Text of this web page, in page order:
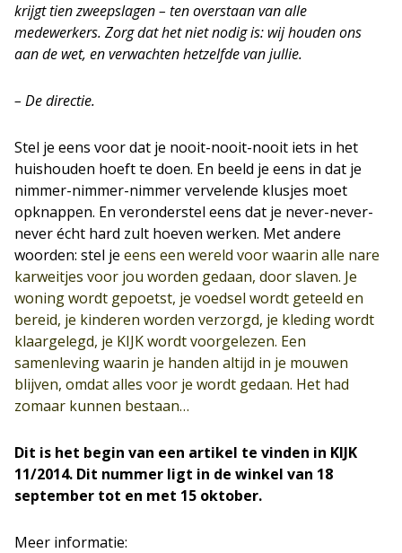
krijgt tien zweepslagen – ten overstaan van alle
medewerkers. Zorg dat het niet nodig is: wij houden ons
aan de wet, en verwachten hetzelfde van jullie.
– De directie.
Stel je eens voor dat je nooit-nooit-nooit iets in het
huishouden hoeft te doen. En beeld je eens in dat je
nimmer-nimmer-nimmer vervelende klusjes moet
opknappen. En veronderstel eens dat je never-never-
never écht hard zult hoeven werken. Met andere
woorden: stel je eens een wereld voor waarin alle nare
karweitjes voor jou worden gedaan, door slaven. Je
woning wordt gepoetst, je voedsel wordt geteeld en
bereid, je kinderen worden verzorgd, je kleding wordt
klaargelegd, je KIJK wordt voorgelezen. Een
samenleving waarin je handen altijd in je mouwen
blijven, omdat alles voor je wordt gedaan. Het had
zomaar kunnen bestaan…
Dit is het begin van een artikel te vinden in KIJK
11/2014. Dit nummer ligt in de winkel van 18
september tot en met 15 oktober.
Meer informatie: